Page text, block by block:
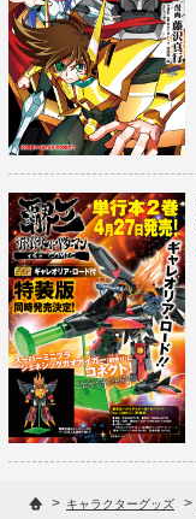
> キャラクターグッズ >